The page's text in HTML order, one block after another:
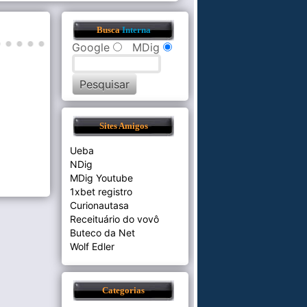
BuscaInterna
Google MDig
Sites Amigos
Ueba
NDig
MDig Youtube
1xbet registro
Curionautasa
Receituário do vovô
Buteco da Net
Wolf Edler
Categorias